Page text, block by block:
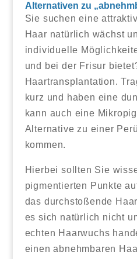
Alternativen zu
Sie suchen eine
Haar natürlich wächst
individuelle
und bei der Frisur
Haartransplantation.
kurz und haben eine
kann auch eine
Alternative zu einer
kommen.
Hierbei sollten Sie
pigmentierten Punkte
das durchstoßende
es sich natürlich nicht
echten Haarwuchs
einen abnehmbaren